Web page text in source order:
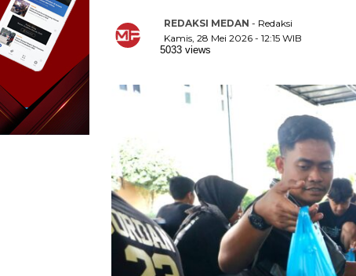
REDAKSI MEDAN - Redaksi
Kamis, 28 Mei 2026 - 12:15 WIB
5033 views